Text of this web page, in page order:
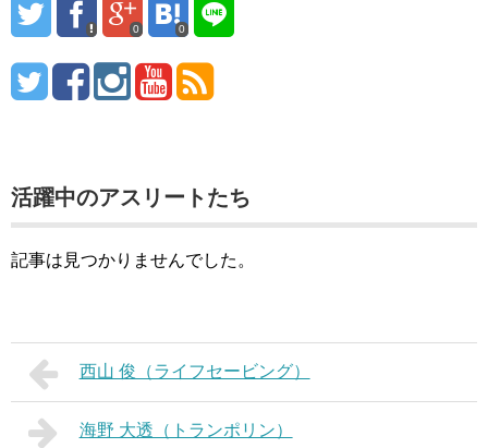
0 0
活躍中のアスリートたち
記事は見つかりませんでした。
西山 俊（ライフセービング）
海野 大透（トランポリン）